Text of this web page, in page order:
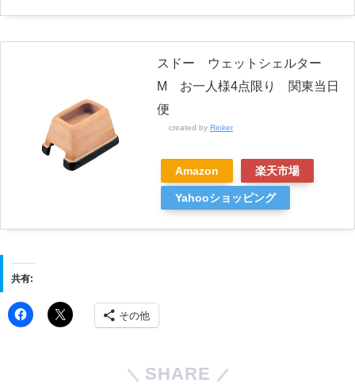
スドー ウェットシェルター
M お一人様4点限り 関東当日
便
created by Rinker
Amazon 楽天市場
Yahooショッピング
共有:
その他
SHARE